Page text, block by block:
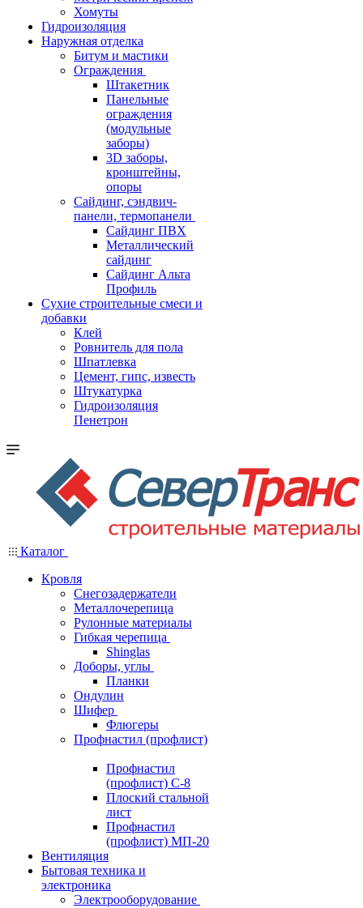
Хомуты
Гидроизоляция
Наружная отделка
Битум и мастики
Ограждения
Штакетник
Панельные
ограждения
(модульные
заборы)
3D заборы,
кронштейны,
опоры
Cайдинг, сэндвич-
панели, термопанели
Сайдинг ПВХ
Металлический
сайдинг
Сайдинг Альта
Профиль
Сухие строительные смеси и
добавки
Клей
Ровнитель для пола
Шпатлевка
Цемент, гипс, известь
Штукатурка
Гидроизоляция
Пенетрон
Каталог
Кровля
Снегозадержатели
Металлочерепица
Рулонные материалы
Гибкая черепица
Shinglas
Доборы, углы
Планки
Ондулин
Шифер
Флюгеры
Профнастил (профлист)
Профнастил
(профлист) С-8
Плоский стальной
лист
Профнастил
(профлист) МП-20
Вентиляция
Бытовая техника и
электроника
Электрооборудование